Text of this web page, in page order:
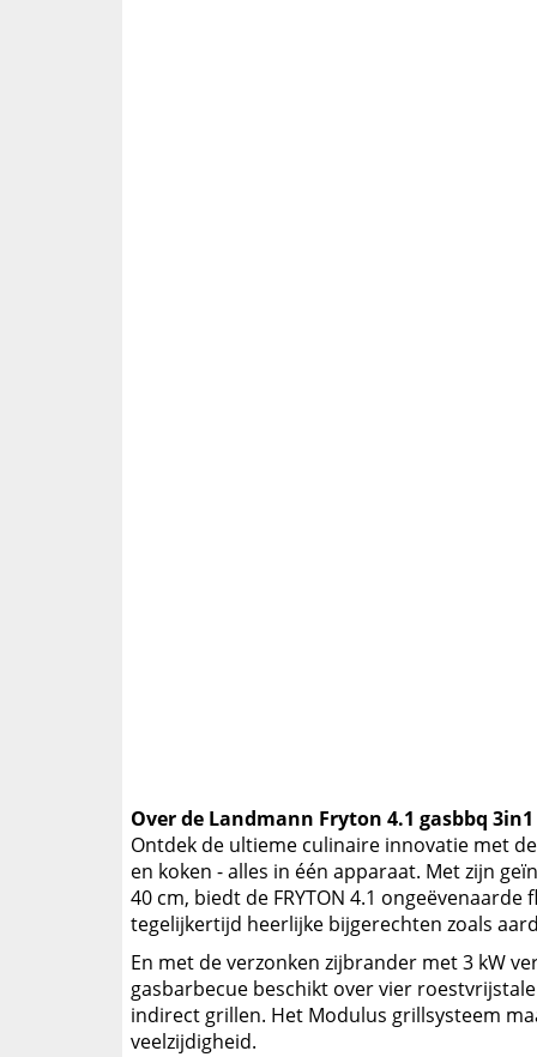
Over de Landmann Fryton 4.1 gasbbq
Ontdek de ultieme culinaire innovatie met
en koken - alles in één apparaat. Met zijn
40 cm, biedt de FRYTON 4.1
tegelijkertijd heerlijke bijgerechten zoals
En met de verzonken zijbrander met 3 kW
gasbarbecue beschikt over vier
indirect grillen. Het Modulus grillsysteem
veelzijdigheid.